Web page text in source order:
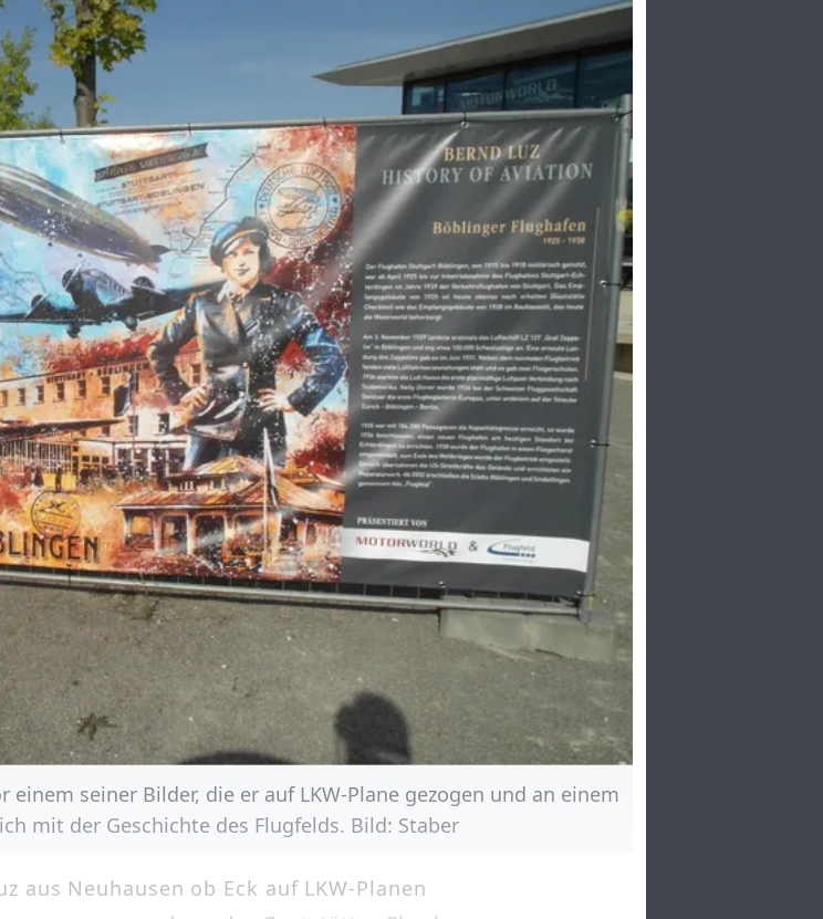
einem seiner Bilder, die er auf LKW-Plane gezogen und an einem
mit der Geschichte des Flugfelds. Bild: Staber
aus Neuhausen ob Eck auf LKW-Planen